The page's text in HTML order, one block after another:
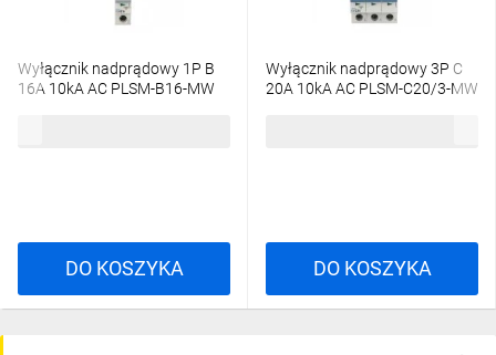
Wyłącznik nadprądowy 1P B
16A 10kA AC PLSM-B16-MW
DO KOSZYKA
Wyłącznik nadprądowy 3P C
20A 10kA AC PLSM-C20/3-MW
DO KOSZYKA